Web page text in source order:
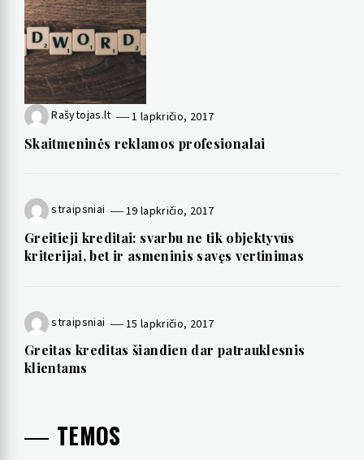
Rašytojas.lt 1 lapkričio, 2017
Skaitmeninės reklamos profesionalai
straipsniai 19 lapkričio, 2017
Greitieji kreditai: svarbu ne tik objektyvūs
kriterijai, bet ir asmeninis savęs vertinimas
straipsniai 15 lapkričio, 2017
Greitas kreditas šiandien dar patrauklesnis
klientams
TEMOS